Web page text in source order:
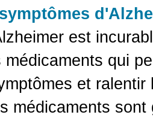
est
qui
et ralentir
médicaments